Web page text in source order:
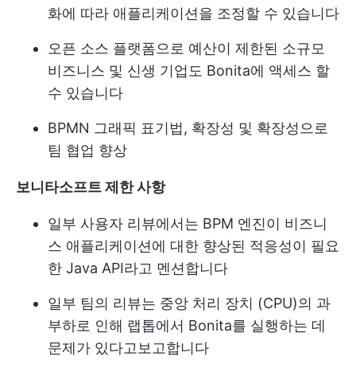
화에 따라 애플리케이션을 조정할 수 있습니다
오픈 소스 플랫폼으로 예산이 제한된 소규모
비즈니스 및 신생 기업도 Bonita에 액세스 할
수 있습니다
BPMN 그래픽 표기법, 확장성 및 확장성으로
팀 협업 향상
보니타소프트 제한 사항
일부 사용자 리뷰에서는 BPM 엔진이 비즈니
스 애플리케이션에 대한 향상된 적응성이 필요
한 Java API라고 멘션합니다
일부 팀의 리뷰는 중앙 처리 장치 (CPU)의 과
부하로 인해 랩톱에서 Bonita를 실행하는 데
문제가 있다고보고합니다